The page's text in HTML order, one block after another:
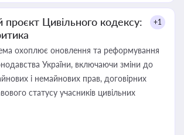
проєкт Цивільного кодексу:
+1
охоплює оновлення та реформування
України, включаючи зміни до
і немайнових прав, договірних
статусу учасників цивільних